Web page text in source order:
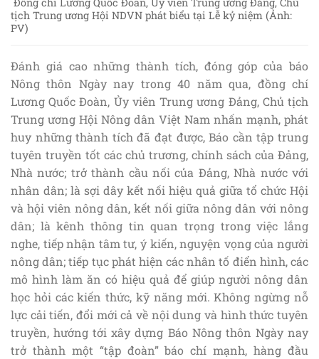
tịch Trung ương Hội NDVN phát biểu tại Lễ kỷ niệm (Ảnh:
PV)
Đánh giá cao những thành tích, đóng góp của báo
Nông thôn Ngày nay trong 40 năm qua, đồng chí
Lương Quốc Đoàn, Ủy viên Trung ương Đảng, Chủ tịch
Trung ương Hội Nông dân Việt Nam nhấn mạnh, phát
huy những thành tích đã đạt được, Báo cần tập trung
tuyên truyền tốt các chủ trương, chính sách của Đảng,
Nhà nước; trở thành cầu nối của Đảng, Nhà nước với
nhân dân; là sợi dây kết nối hiệu quả giữa tổ chức Hội
và hội viên nông dân, kết nối giữa nông dân với nông
dân; là kênh thông tin quan trọng trong việc lắng
nghe, tiếp nhận tâm tư, ý kiến, nguyện vọng của người
nông dân; tiếp tục phát hiện các nhân tố điển hình, các
mô hình làm ăn có hiệu quả để giúp người nông dân
học hỏi các kiến thức, kỹ năng mới. Không ngừng nỗ
lực cải tiến, đổi mới cả về nội dung và hình thức tuyên
truyền, hướng tới xây dựng Báo Nông thôn Ngày nay
trở thành một “tập đoàn” báo chí mạnh, hàng đầu